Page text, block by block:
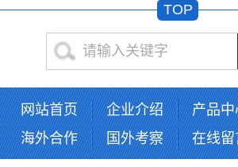
TOP
网站首页 企业介绍 产品中
海外合作
国外考察 在线留